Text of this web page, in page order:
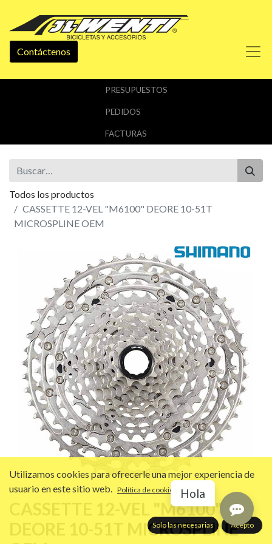
Contáctenos
PRESUPUESTOS
PEDIDOS
FACTURAS
Todos los productos
CASSETTE 12-VEL "M6100" DEORE 10-51T
MICROSPLINE OEM
CASSETTE 12-VEL "M6100"
DEORE 10-51T MICROSPLINE
Utilizamos cookies para ofrecerle una mejor experiencia de
usuario en este sitio web. Política de cookies
Solo las necesarias Acepto
Hola